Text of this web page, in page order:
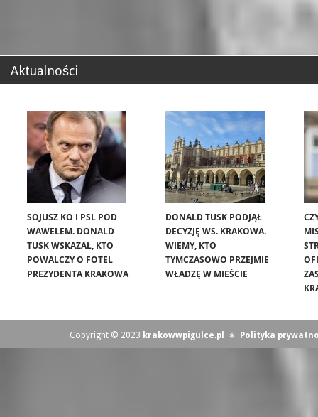
Aktualności
SOJUSZ KO I PSL POD
WAWELEM. DONALD
TUSK WSKAZAŁ, KTO
POWALCZY O FOTEL
PREZYDENTA KRAKOWA
DONALD TUSK PODJĄŁ
DECYZJĘ WS. KRAKOWA.
WIEMY, KTO
TYMCZASOWO PRZEJMIE
WŁADZĘ W MIEŚCIE
Copyright © 2023 krakowwpigulce.pl ∗ Polityka